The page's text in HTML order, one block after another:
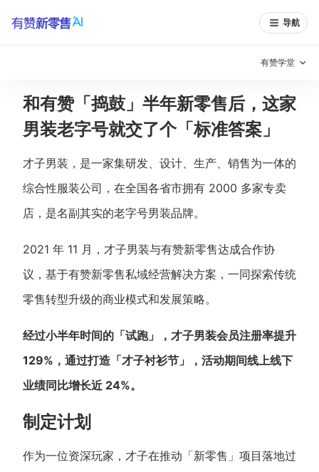
导航
有赞学堂
有赞说增长
私域日历 增长方法
有赞说案例拆解 有赞专家说
有赞春季发布会 实干家直播间
新零售大会 新零售茶会
新零售私享会 门店经营增长公开课
AllValue 战略合作
智库
产品更新动态 帮助中心
和有赞「捣鼓」半年新零售后，这家
男装老字号就交了个「标准答案」
才子男装，是一家集研发、设计、生产、销售为一体的
综合性服装公司，在全国各省市拥有 2000 多家专卖
店，是名副其实的老字号男装品牌。
2021 年 11 月，才子男装与有赞新零售达成合作协
议，基于有赞新零售私域经营解决方案，一同探索传统
零售转型升级的商业模式和发展策略。
经过小半年时间的「试跑」，才子男装会员注册率提升
129%，通过打造「才子衬衫节」，活动期间线上线下
业绩同比增长近 24%。
制定计划
作为一位资深玩家，才子在推动「新零售」项目落地过